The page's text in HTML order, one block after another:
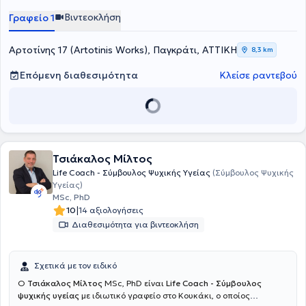
Γραφείο 1 Βιντεοκλήση
Αρτοτίνης 17 (Artotinis Works), Παγκράτι, ΑΤΤΙΚΗ 8,3 km
Επόμενη διαθεσιμότητα Κλείσε ραντεβού
Τσιάκαλος Μίλτος
Life Coach - Σύμβουλος Ψυχικής Υγείας (Σύμβουλος Ψυχικής
Υγείας)
MSc, PhD
10|14 αξιολογήσεις
Διαθεσιμότητα για βιντεοκλήση
Σχετικά με τον ειδικό
Ο Τσιάκαλος Μίλτος MSc, PhD είναι Life Coach - Σύμβουλος
ψυχικής υγείας με ιδιωτικό γραφείο στο Κουκάκι, ο οποίος